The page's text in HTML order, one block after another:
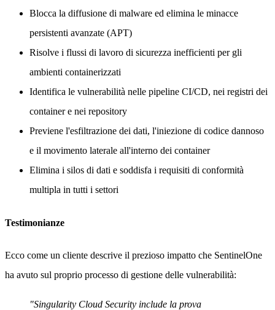
Blocca la diffusione di malware ed elimina le minacce
persistenti avanzate (APT)
Risolve i flussi di lavoro di sicurezza inefficienti per gli
ambienti containerizzati
Identifica le vulnerabilità nelle pipeline CI/CD, nei registri dei
container e nei repository
Previene l'esfiltrazione dei dati, l'iniezione di codice dannoso
e il movimento laterale all'interno dei container
Elimina i silos di dati e soddisfa i requisiti di conformità
multipla in tutti i settori
Testimonianze
Ecco come un cliente descrive il prezioso impatto che SentinelOne
ha avuto sul proprio processo di gestione delle vulnerabilità:
"Singularity Cloud Security include la prova